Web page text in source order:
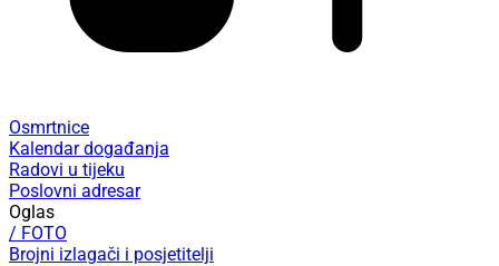
Osmrtnice
Kalendar događanja
Radovi u tijeku
Poslovni adresar
Oglas
/ FOTO
Brojni izlagači i posjetitelji